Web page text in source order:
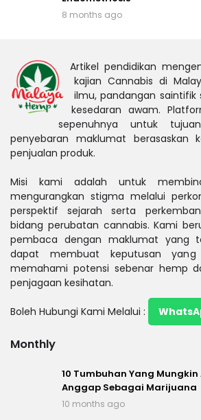
8 months ago
Artikel pendidikan
kajian Cannabis di
ilmu, pandangan saintifik
kesedaran awam.
sepenuhnya untuk
penyebaran maklumat berasaskan
penjualan produk.
Misi kami adalah untuk
mengurangkan stigma melalui
perspektif sejarah serta
bidang perubatan cannabis. Kami
pembaca dengan maklumat yang
dapat membuat keputusan
memahami potensi sebenar hemp
penjagaan kesihatan.
Boleh Hubungi Kami Melalui :
Monthly
10 Tumbuhan Yang
Anggap Sebagai Marijuana
10 months ago